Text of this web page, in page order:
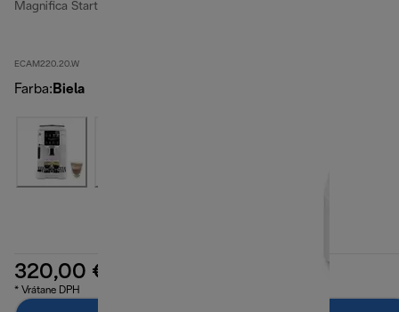
Magnifica Start
ECAM220.20.W
Farba: Biela
320,00 €
* Vrátane DPH